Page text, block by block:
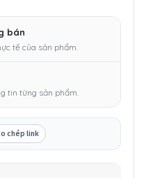
bán
tế của sản phẩm.
tin từng sản phẩm.
chép link